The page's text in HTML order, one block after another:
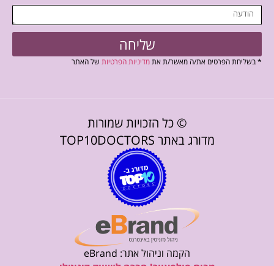
שליחה
* בשליחת הפרטים את/ה מאשר/ת אתמדיניות הפרטיות של האתר
© כל הזכויות שמורות
מדורג באתר TOP10DOCTORS
הקמה וניהול אתר: eBrand